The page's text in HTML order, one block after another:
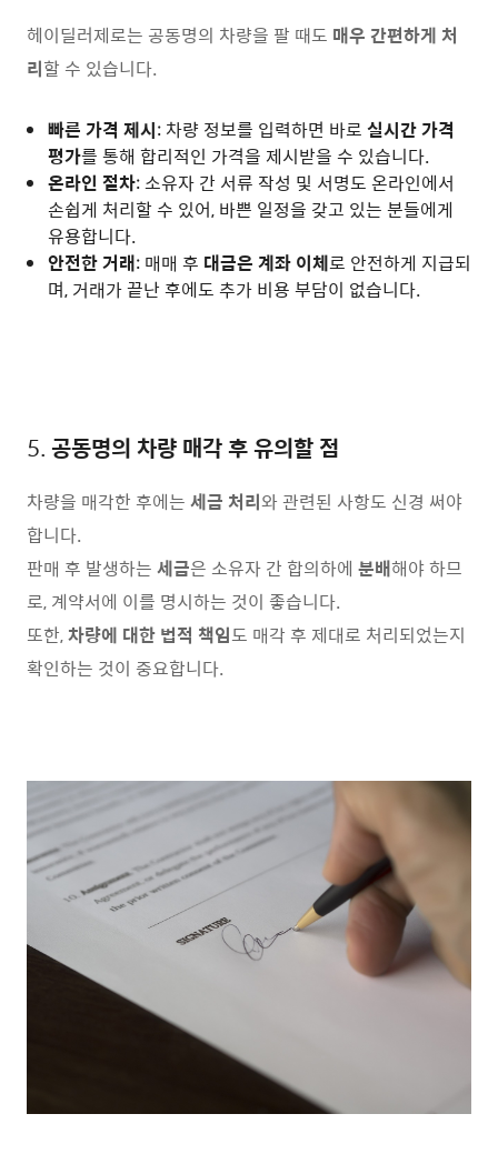
헤이딜러제로는 공동명의 차량을 팔 때도 매우 간편하게 처
리할 수 있습니다.
빠른 가격 제시: 차량 정보를 입력하면 바로 실시간 가격
평가를 통해 합리적인 가격을 제시받을 수 있습니다.
온라인 절차: 소유자 간 서류 작성 및 서명도 온라인에서
손쉽게 처리할 수 있어, 바쁜 일정을 갖고 있는 분들에게
유용합니다.
안전한 거래: 매매 후 대금은 계좌 이체로 안전하게 지급되
며, 거래가 끝난 후에도 추가 비용 부담이 없습니다.
5. 공동명의 차량 매각 후 유의할 점
차량을 매각한 후에는 세금 처리와 관련된 사항도 신경 써야
합니다.
판매 후 발생하는 세금은 소유자 간 합의하에 분배해야 하므
로, 계약서에 이를 명시하는 것이 좋습니다.
또한,차량에 대한 법적 책임도 매각 후 제대로 처리되었는지
확인하는 것이 중요합니다.